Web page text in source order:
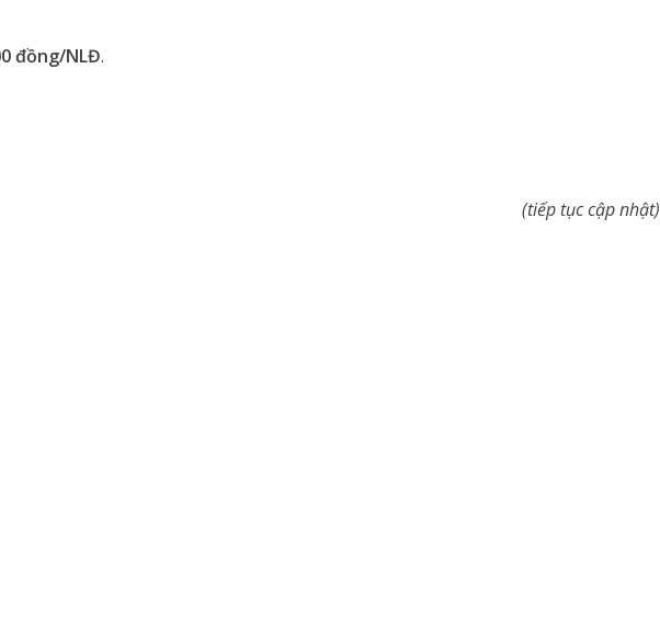
đồng/NLĐ.
(tiếp tục cập nhật)